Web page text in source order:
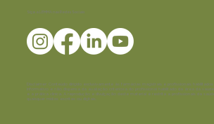
Siga a LEMMA nas Redes Sociais
Disclaimer:
Conteúdo dirigido exclusivamente às farmácias magistrais e profissionais
informativo e não dispensa da avaliação criteriosa do profissional habilitado da área da
e a prática clínica. A reprodução e divulgação deste material é restrita a profissionais da
quaisquer mídias escritas ou digitais.